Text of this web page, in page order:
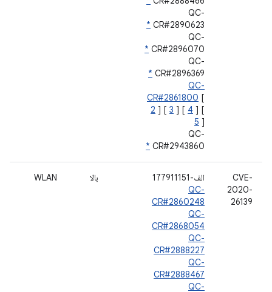
QC-
CR#2890623
*
QC-
CR#2896070
*
QC-
CR#2896369
*
QC-
CR#2861800 [
2 ] [ 3 ] [ 4 ] [
5 ]
QC-
CR#2943860
*
CVE-
2020-
26139
الف-177911151
QC-
CR#2860248
QC-
CR#2868054
QC-
CR#2888227
QC-
CR#2888467
QC-
بالا WLAN